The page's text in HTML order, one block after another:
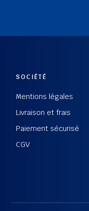
SOCIÉTÉ
Mentions légales
Livraison et frais
Paiement sécurisé
CGV